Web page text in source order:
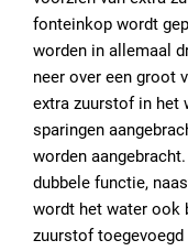
fonteinkop wordt
worden in allemaal
neer over een groot
extra zuurstof in het
sparingen
worden
dubbele functie,
wordt het water ook
zuurstof